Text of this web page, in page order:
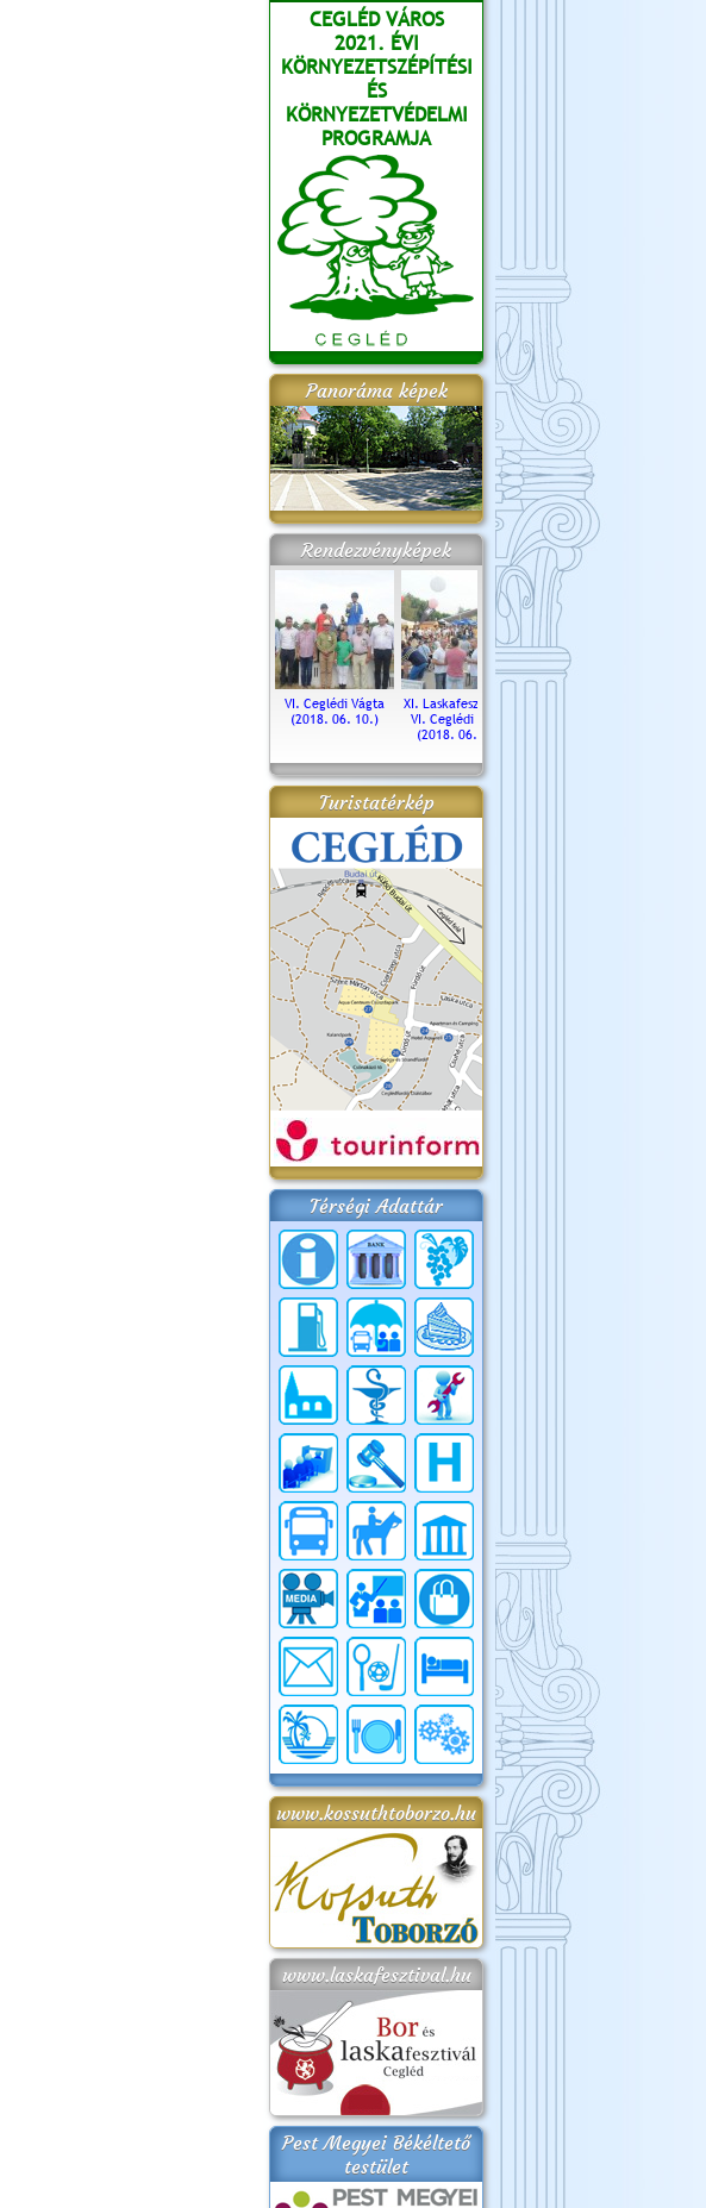
CEGLÉD VÁROS
2021. ÉVI
KÖRNYEZETSZÉPÍTÉSI
ÉS
KÖRNYEZETVÉDELMI
PROGRAMJA
Panoráma képek
Rendezvényképek
VI. Ceglédi Vágta
(2018. 06. 10.)
XI. Laskafesztivál és
VI. Ceglédi Vágta
(2018. 06. 10.)
Turistatérkép
Térségi Adattár
www.kossuthtoborzo.hu
www.laskafesztival.hu
Pest Megyei Békéltető
testület